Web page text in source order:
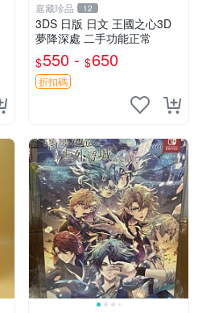
嘉藏珍品 12
3DS 日版 日文 王國之心3D
夢降深處 二手功能正常
$550 - $650
折扣碼